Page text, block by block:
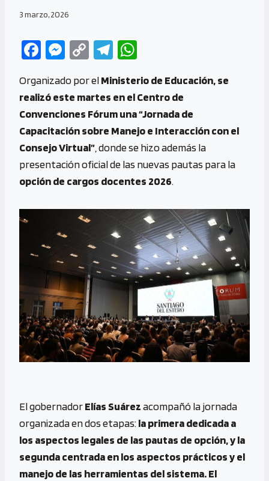
3 marzo, 2026
Fa
b
o
o
k
M
se
n
g
er
C
py
Li
n
k
Te
gr
a
m
at
s
A
p
p
Organizado por elMinisterio de Educación, se
realizó este martes en el Centro de
Convenciones Fórum una “Jornada de
Capacitación sobre Manejo e Interacción con el
Consejo Virtual” , donde se hizo además la
presentación oficial de las nuevas pautas para la
opción de cargos docentes 2026.
El gobernadorElías Suárezacompañó la jornada
organizada en dos etapas:la primera dedicada a
los aspectos legales de las pautas de opción, y la
segunda centrada en los aspectos prácticos y el
manejo de las herramientas del sistema. El